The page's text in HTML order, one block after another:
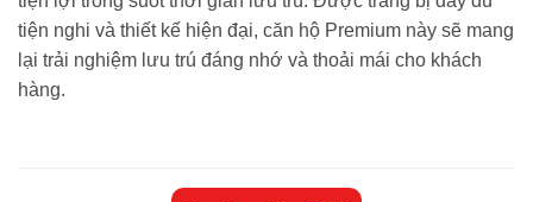
tiện nghi và thiết kế hiện đại, căn hộ Premium này sẽ mang
lại trải nghiệm lưu trú đáng nhớ và thoải mái cho khách
hàng.